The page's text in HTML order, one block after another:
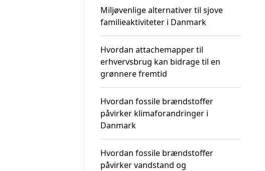
Miljøvenlige alternativer til sjove
familieaktiviteter i Danmark
Hvordan attachemapper til
erhvervsbrug kan bidrage til en
grønnere fremtid
Hvordan fossile brændstoffer
påvirker klimaforandringer i
Danmark
Hvordan fossile brændstoffer
påvirker vandstand og